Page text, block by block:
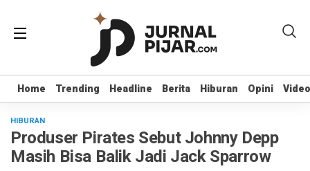
Home Trending Headline Berita Hiburan Opini Video
Home Trending Headline Berita Hiburan Opini Video
HIBURAN
Produser Pirates Sebut Johnny Depp
Masih Bisa Balik Jadi Jack Sparrow